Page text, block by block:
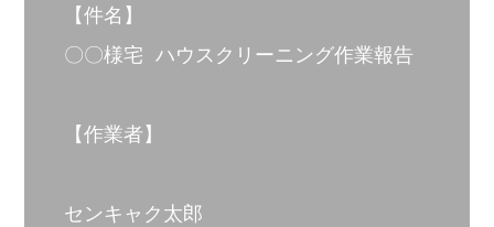
【件名】
〇〇様宅 ハウスクリーニング作業報告
【作業者】
センキャク太郎